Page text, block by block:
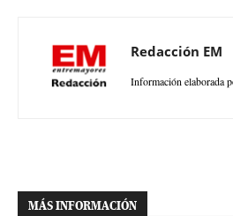
Redacción EM
Información elaborada
MÁS INFORMACIÓN